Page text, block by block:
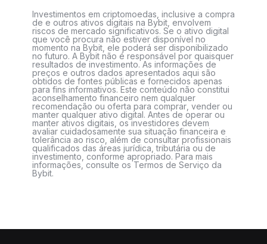
Investimentos em criptomoedas, inclusive a compra
de e outros ativos digitais na Bybit, envolvem
riscos de mercado significativos. Se o ativo digital
que você procura não estiver disponível no
momento na Bybit, ele poderá ser disponibilizado
no futuro. A Bybit não é responsável por quaisquer
resultados de investimento. As informações de
preços e outros dados apresentados aqui são
obtidos de fontes públicas e fornecidos apenas
para fins informativos. Este conteúdo não constitui
aconselhamento financeiro nem qualquer
recomendação ou oferta para comprar, vender ou
manter qualquer ativo digital. Antes de operar ou
manter ativos digitais, os investidores devem
avaliar cuidadosamente sua situação financeira e
tolerância ao risco, além de consultar profissionais
qualificados das áreas jurídica, tributária ou de
investimento, conforme apropriado. Para mais
informações, consulte os Termos de Serviço da
Bybit.